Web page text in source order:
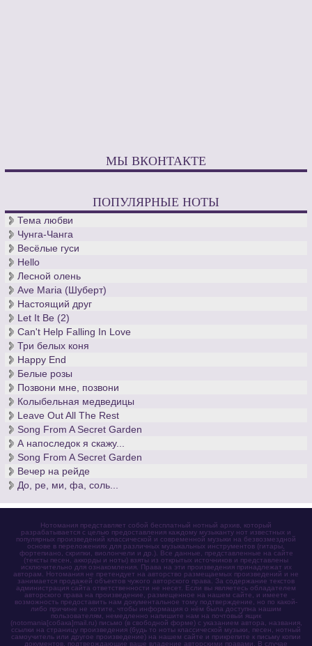
МЫ ВКОНТАКТЕ
ПОПУЛЯРНЫЕ НОТЫ
Тема любви
Чунга-Чанга
Весёлые гуси
Hello
Лесной олень
Ave Maria (Шуберт)
Настоящий друг
Let It Be (2)
Can't Help Falling In Love
Три белых коня
Happy End
Белые розы
Позвони мне, позвони
Колыбельная медведицы
Leave Out All The Rest
Song From A Secret Garden
А напоследок я скажу...
Song From A Secret Garden
Вечер на рейде
До, ре, ми, фа, соль...
Нотомания представляет собой бесплатный нотный архив, который
разрабатывается с целью предоставления каждому музыканту нот известных и
популярных произведений классической и современной музыки на безвозмездной
основе в переложениях для различных музыкальных инструментов (гитары,
фортепиано, скрипки, виолончели и др.). Все данные, представленные на сайте
(тексты песен, аккорды и ноты) взяты из открытых источников и представлены
исключительно для ознакомления. Права на эти произведения принадлежат их
авторам. Нотомания не претендует на авторство размещаемых произведений и не
занимается продажей объектов чужого авторского права. За содержание текстов
администрация сайта ответственности не несет. Если вы являетесь обладателем
авторского права на произведение, размещенное на нашем сайте, и имеете
возможность предоставить нам документальное тому подтверждение, но по какой-
либо причине не хотите, чтобы информация о нём была доступна нашим
пользователям, немедленно напишите нам на почтовый ящик
(notomania[собака]mail.ru) письмо (в свободной форме) с указанием автора, названия,
ссылки на страницу произведения (будь то ноты классической музыки, песен, нотный
самоучитель или другое произведение) на нашем сайте и прикрепите к письму копии
документов, подтверждающие ваше владение авторскими правами. В случае